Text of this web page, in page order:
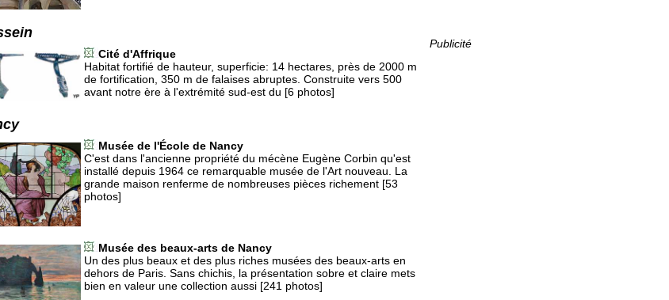
Publicité
Cité d'Affrique
Habitat fortifié de hauteur, superficie: 14 hectares, près de 2000 m
de fortification, 350 m de falaises abruptes. Construite vers 500
avant notre ère à l'extrémité sud-est du [6 photos]
Musée de l'École de Nancy
C'est dans l'ancienne propriété du mécène Eugène Corbin qu'est
installé depuis 1964 ce remarquable musée de l'Art nouveau. La
grande maison renferme de nombreuses pièces richement [53
photos]
Musée des beaux-arts de Nancy
Un des plus beaux et des plus riches musées des beaux-arts en
dehors de Paris. Sans chichis, la présentation sobre et claire mets
bien en valeur une collection aussi [241 photos]